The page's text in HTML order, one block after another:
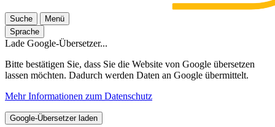
Suche
Menü
Sprache
Lade Google-Übersetzer...
Bitte bestätigen Sie, dass Sie die Website von Google übersetzen
lassen möchten. Dadurch werden Daten an Google übermittelt.
Mehr Informationen zum Datenschutz
Google-Übersetzer laden